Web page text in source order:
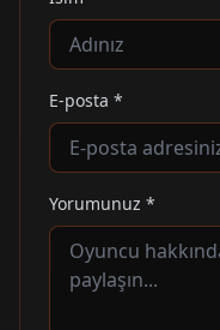
E-posta *
Yorumunuz *